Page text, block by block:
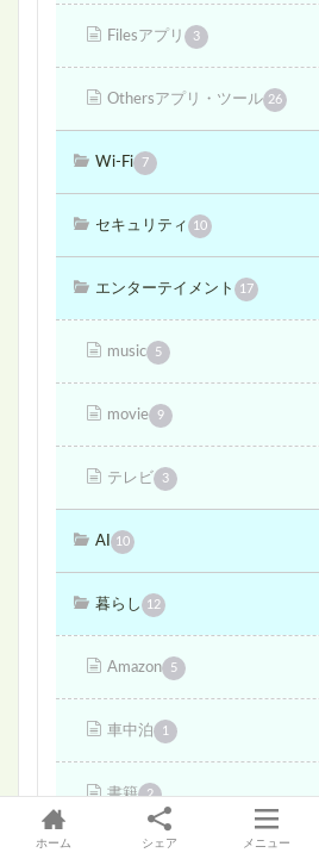
Filesアプリ 3
Othersアプリ・ツール 26
Wi-Fi 7
セキュリティ 10
エンターテイメント 17
music 5
movie 9
テレビ 3
AI 10
暮らし 12
Amazon 5
車中泊 1
書籍 2
ホーム シェア メニュー